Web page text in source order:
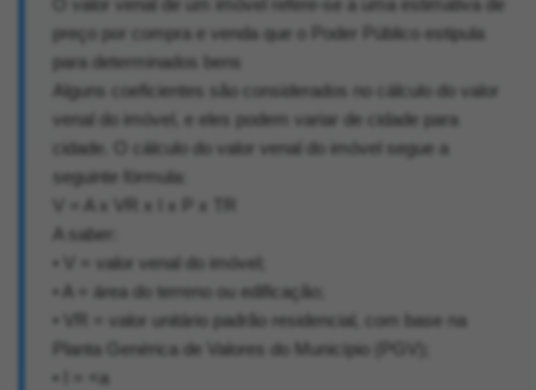
preço por compra e venda que o Poder Público estipula
para determinados bens
Alguns coeficientes são considerados no cálculo do valor
venal do imóvel, e eles podem variar de cidade para
cidade. O cálculo do valor venal do imóvel segue a
seguinte fórmula:
V = A x VR x I x P x TR
A saber:
• V = valor venal do imóvel;
• A = área do terreno ou edificação;
• VR = valor unitário padrão residencial, com base na
Planta Genérica de Valores do Município (PGV);
• I = <a